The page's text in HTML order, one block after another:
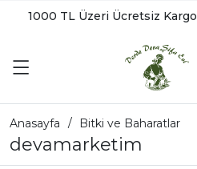
1000 TL Üzeri Ücretsiz Kargo
Anasayfa Bitki ve Baharatlar
devamarketim